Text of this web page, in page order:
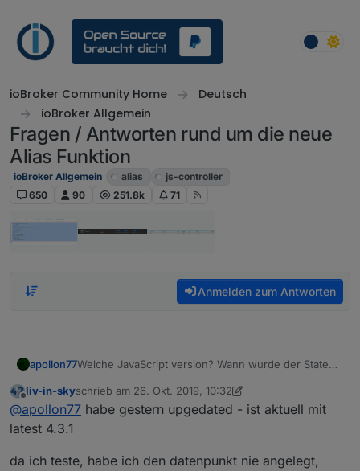
ioBroker Community Home
Deutsch
ioBroker Allgemein
Fragen / Antworten rund um die neue
Alias Funktion
ioBroker Allgemein alias
js-controller
650
90 251.8k 71
Anmelden zum Antworten
apollon77Welche JavaScript version? Wann wurde der State
bug das ggf neue oder gelöschte Objekte nicht
bekannt waren. Oder noch bekannt waren.
Offline
liv-in-skyschrieb am 26. Okt. 2019, 10:32
zuletzt editiert von liv-in-sky
@apollon77 habe gestern upgedated - ist aktuell mit
latest 4.3.1
da ich teste, habe ich den datenpunkt nie angelegt,